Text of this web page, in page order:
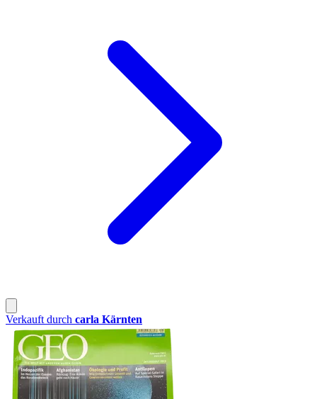
Verkauft durch carla Kärnten